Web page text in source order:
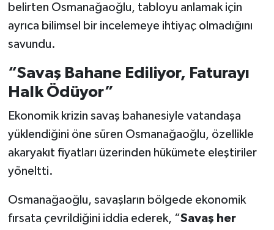
belirten Osmanağaoğlu, tabloyu anlamak için
ayrıca bilimsel bir incelemeye ihtiyaç olmadığını
savundu.
“Savaş Bahane Ediliyor, Faturayı
Halk Ödüyor”
Ekonomik krizin savaş bahanesiyle vatandaşa
yüklendiğini öne süren Osmanağaoğlu, özellikle
akaryakıt fiyatları üzerinden hükümete eleştiriler
yöneltti.
Osmanağaoğlu, savaşların bölgede ekonomik
fırsata çevrildiğini iddia ederek, “Savaş her